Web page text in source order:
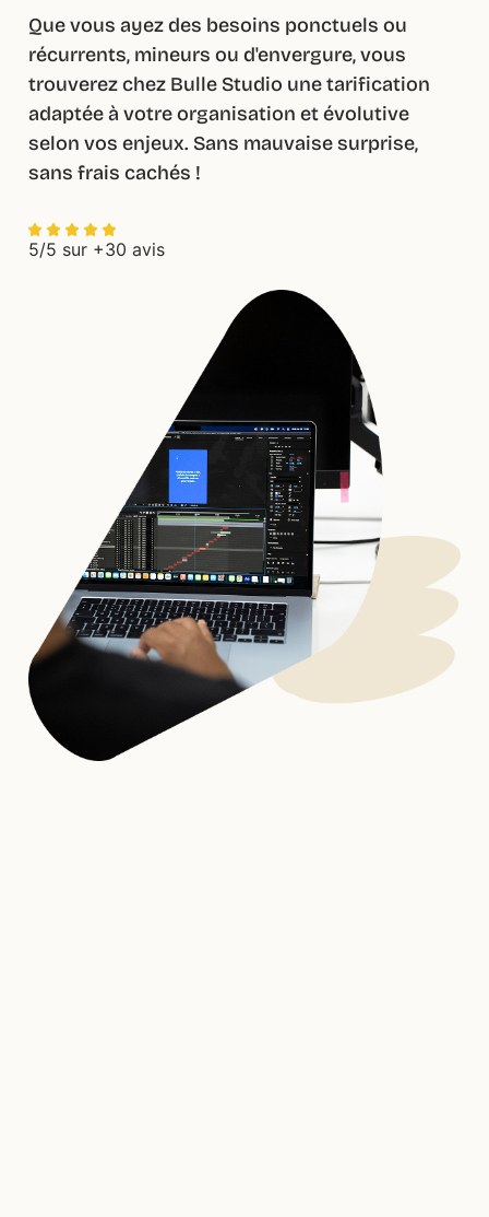
Que vous ayez des besoins ponctuels ou
récurrents, mineurs ou d'envergure, vous
trouverez chez Bulle Studio une tarification
adaptée à votre organisation et évolutive
selon vos enjeux. Sans mauvaise surprise,
sans frais cachés !
5/5 sur +30 avis